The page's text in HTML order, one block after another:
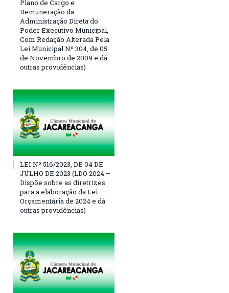
Plano de Cargo e
Remuneração da
Administração Direta do
Poder Executivo Municipal,
Com Redação Alterada Pela
Lei Municipal Nº 304, de 05
de Novembro de 2009 e dá
outras providências)
LEI Nº 516/2023, DE 04 DE
JULHO DE 2023 (LDO 2024 –
Dispõe sobre as diretrizes
para a elaboração da Lei
Orçamentária de 2024 e dá
outras providências)